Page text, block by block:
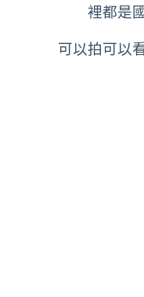
裡都是
可以拍可以